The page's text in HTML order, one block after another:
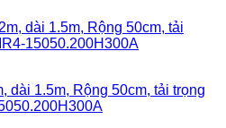
dài 1.5m, Rộng 50cm, tải trọng